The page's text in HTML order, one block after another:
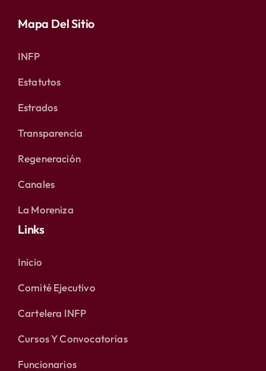
Mapa Del Sitio
INFP
Estatutos
Estrados
Transparencia
Regeneración
Canales
La Moreniza
Links
Inicio
Comité Ejecutivo
Cartelera INFP
Cursos Y Convocatorias
Funcionarios